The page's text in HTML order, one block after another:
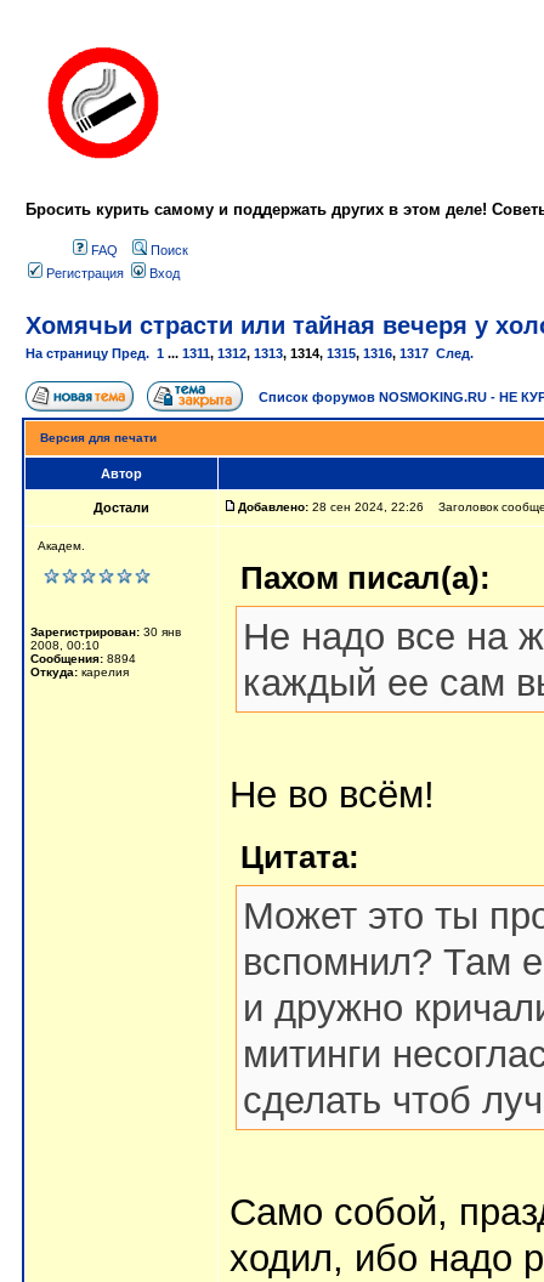
Бросить курить самому и поддержать других в этом деле!
FAQ
Поиск
Регистрация
Вход
Хомячьи страсти или тайная вечеря у
На страницу Пред. 1 ... 1311, 1312, 1313, 1314, 1315, 1316, 1317 След.
Список форумов NOSMOKING.RU - НЕ
Версия для печати
Автор
Достали Добавлено: 28 сен 2024, 22:26 Заголовок
Академ.
Зарегистрирован: 30 янв
2008, 00:10
Сообщения: 8894
Откуда: карелия
Пахом писал(а):
Не надо все на
каждый ее сам
Не во всём!
Цитата:
Может это ты
вспомнил? Там
и дружно
митинги
сделать чтоб
Само собой,
ходил, ибо надо